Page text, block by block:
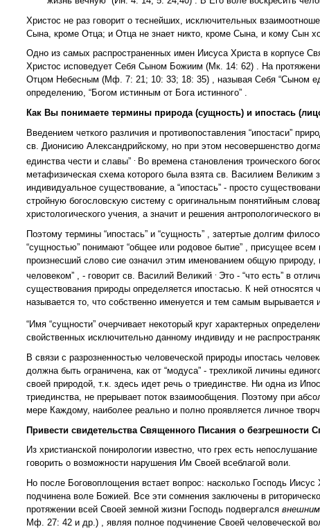
Христос не раз говорит о теснейших, исключительных
Сына, кроме Отца; и Отца не знает никто, кроме Сына, и кому Сын
Одно из самых распространенных имен Иисуса Христа в корпусе
Христос исповедует Себя Сыном Божиим (Мк. 14: 62) . На
Отцом Небесным (Мф. 7: 21; 10: 33; 18: 35) , называя Себя “Сыном
определению, “Богом истинным от Бога истинного” .
Как Вы понимаете термины природа (сущность) и ипостась
Введением четкого различия и противопоставления “ипостаси”
св. Дионисию Александрийскому, но при этом несовершенство
единства чести и славы”
Во времена становления троического
метафизическая схема которого была взята св. Василием Великим
индивидуальное существование, а “ипостась” - просто
стройную богословскую систему с оригинальным понятийным
христологического учения, а значит и решения антропологического
Поэтому термины “ипостась” и “сущность” , затертые долгим
“сущностью” понимают “общее или родовое бытие” , присущее
произнесший слово сие означил этим именованием общую природу,
человеком” , - говорит св. Василий Великий
Это - “что есть” в
существования природы определяется ипостасью. К ней
называется то, что собственно именуется и тем самым вырывается
“Имя “сущности” очерчивает некоторый круг характерных
свойственных исключительно данному индивиду и не
В связи с разрозненностью человеческой природы ипостась
должна быть ограничена, как от “модуса” - трехликой личины
своей природой, т.к. здесь идет речь о триединстве. Ни одна из
триединства, не прерывает поток взаимообщения. Поэтому при
мере Каждому, наиболее реально и полно проявляется личное
Привести свидетельства Священного Писания о безгрешности
Из христианской понирологии известно, что грех есть
говорить о возможности нарушения Им Своей всеблагой воли.
Но после Боговоплощения встает вопрос: насколько Господь
подчинена воле Божией. Все эти сомнения заключены в
протяжении всей Своей земной жизни Господь подвергался внешним
Мф. 27: 42 и др.) , являя полное подчинение Своей человеческой